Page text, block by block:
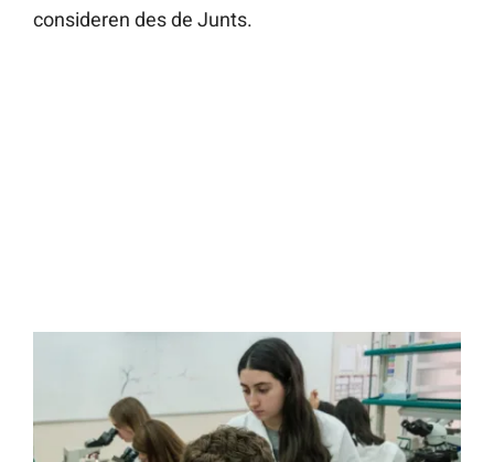
consideren des de Junts.